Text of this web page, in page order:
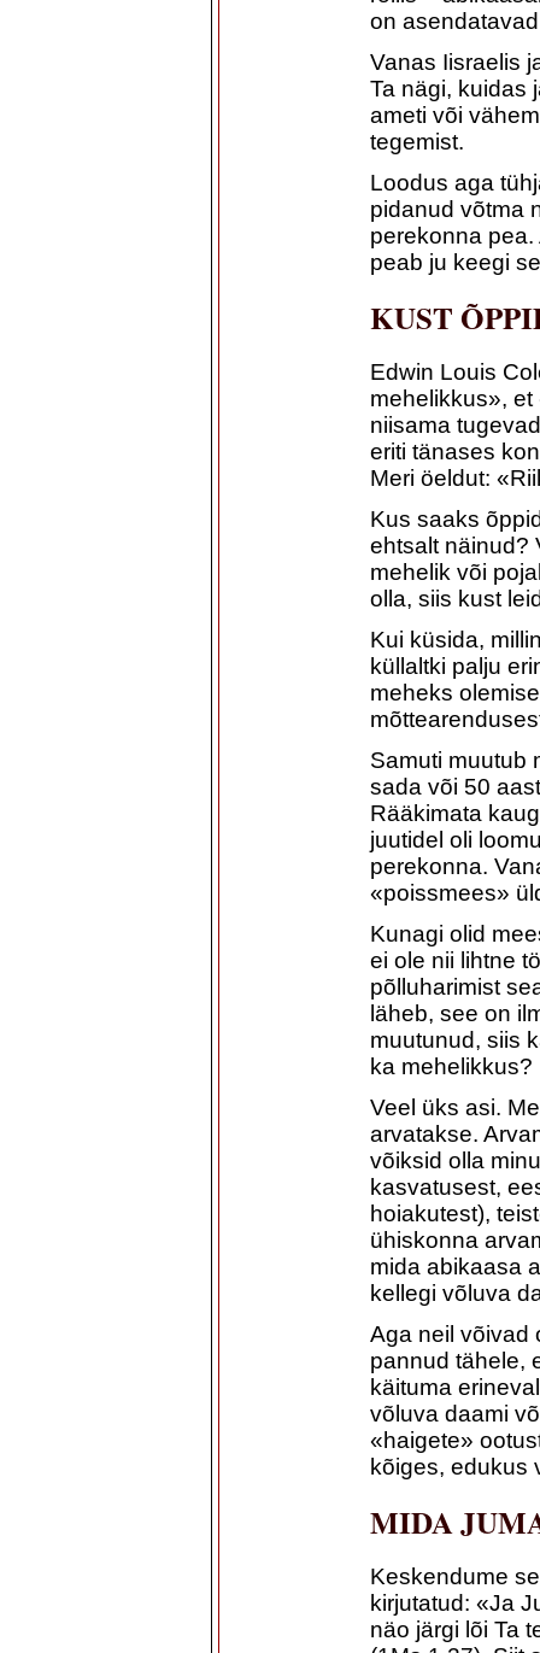
on
Vanas Iisraelis
Ta nägi, kuidas
ameti või
tegemist.
Loodus aga
pidanud võtma
perekonna
peab ju keegi
KUST
Edwin Louis
mehelikkus»,
niisama
eriti tänases
Meri öeldut:
Kus saaks
ehtsalt näinud?
mehelik või
olla, siis kust
Kui küsida,
küllaltki palju
meheks
Samuti muutub
sada või 50
Rääkimata
juutidel oli
perekonna.
«poissmees»
Kunagi olid
ei ole nii lihtne
põlluharimist
läheb, see on
muutunud, siis
ka mehelikkus?
Veel üks asi.
arvatakse.
võiksid olla
kasvatusest,
hoiakutest),
ühiskonna
mida abikaasa
kellegi võluva
Aga neil võivad
pannud tähele,
käituma
võluva daami
«haigete»
kõiges, edukus
MIDA
Keskendume
kirjutatud: «Ja
näo järgi lõi Ta